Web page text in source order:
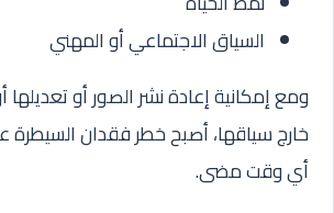
السياق الاجتماعي أو المهني
ومع إمكانية إعادة نشر الصور أو تعديلها
خارج سياقها، أصبح خطر فقدان السيطرة
أي وقت مضى.